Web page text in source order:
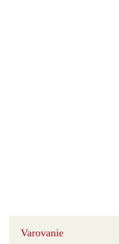
Varovanie